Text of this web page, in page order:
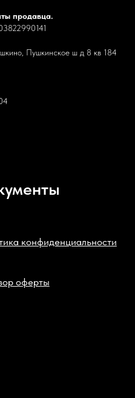
продавца.
Пушкинское ш д 8 кв 184